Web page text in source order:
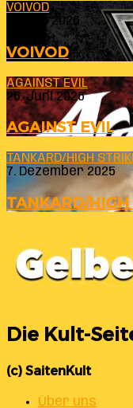
VOIVOD
23. Juli 2026
VOIVOD
AGAINST EVIL
26. Juni 2026
AGAINST EVIL
TANKARD/HIGH
7. Dezember 2025
TANKARD/HIGH
Die Kult-
(c) SaitenKult
Über uns